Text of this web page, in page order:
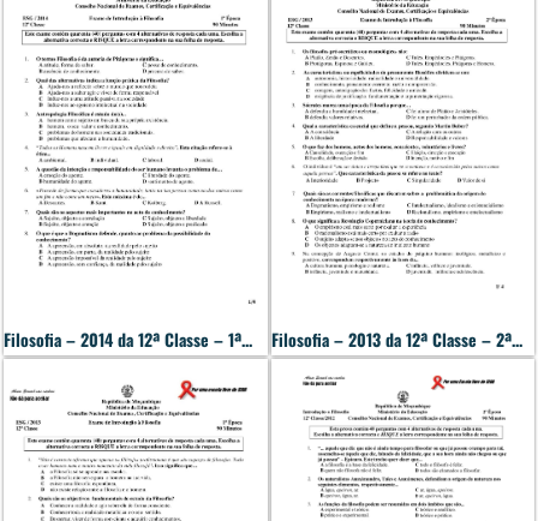
Filosofia – 2014 da 12ª Classe – 1ª... Filosofia – 2013 da 12ª Classe – 2ª...